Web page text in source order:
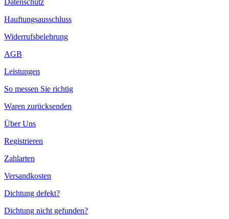
Datenschutz
Hauftungsausschluss
Widerrufsbelehrung
AGB
Leistungen
So messen Sie richtig
Waren zurücksenden
Über Uns
Registrieren
Zahlarten
Versandkosten
Dichtung defekt?
Dichtung nicht gefunden?